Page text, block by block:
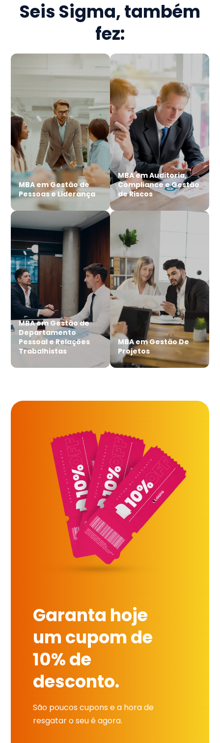
Seis Sigma, também
fez:
MBA em Gestão de
Pessoas e Liderança
MBA em Auditoria,
Compliance e Gestão
de Riscos
MBA em Gestão de
Departamento
Pessoal e Relações
Trabalhistas
MBA em Gestão De
Projetos
Garanta hoje
um cupom de
10% de
desconto.
São poucos cupons e a hora de
resgatar o seu é agora.